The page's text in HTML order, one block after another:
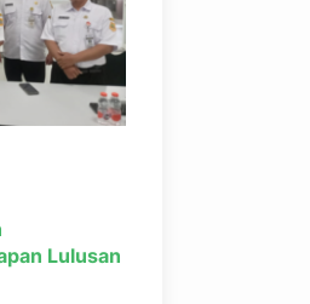
Lulusan